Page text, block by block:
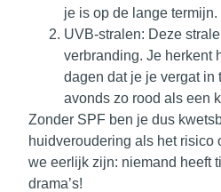
je is op de lange termijn.
UVB-stralen: Deze
verbranding. Je herkent
dagen dat je je vergat in
avonds zo rood als een
Zonder SPF ben je dus
huidveroudering als het risico
we eerlijk zijn: niemand heeft
drama’s!